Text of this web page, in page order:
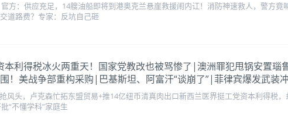
方：供应充足，14艘油船即将到港奥克兰悬崖救援闹内讧！消防神速救人，警方
道路费？专家：反坑自己砸
本利得税冰火两重天！国家党教改也被骂惨了|澳洲罪犯甩锅安置
！美战争部重构采购|巴基斯坦、阿富汗“谈崩了”|菲律宾爆发武装
风头，卢克森忙拓东盟贸易+推14亿纽币清真肉出口新西兰医界挺工党资本利得税，
“不懂学科”家庭生